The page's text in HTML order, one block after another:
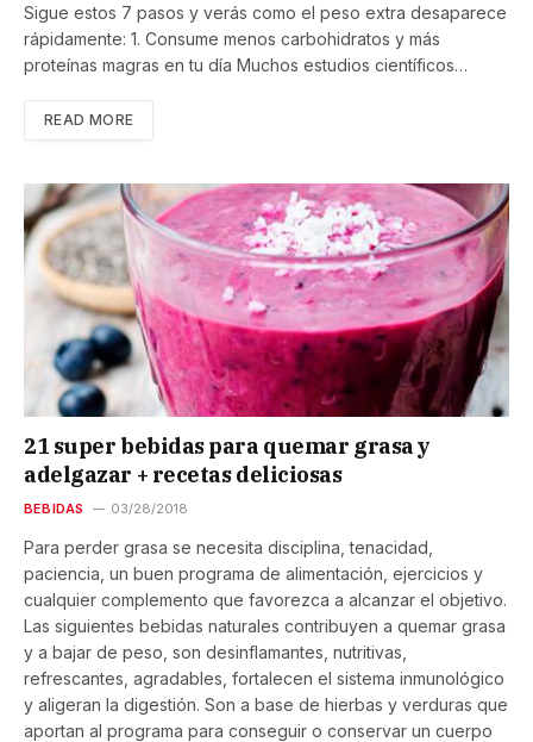
Sigue estos 7 pasos y verás como el peso extra desaparece
rápidamente: 1. Consume menos carbohidratos y más
proteínas magras en tu día Muchos estudios científicos…
READ MORE
21 super bebidas para quemar grasa y
adelgazar + recetas deliciosas
BEBIDAS 03/28/2018
Para perder grasa se necesita disciplina, tenacidad,
paciencia, un buen programa de alimentación, ejercicios y
cualquier complemento que favorezca a alcanzar el objetivo.
Las siguientes bebidas naturales contribuyen a quemar grasa
y a bajar de peso, son desinflamantes, nutritivas,
refrescantes, agradables, fortalecen el sistema inmunológico
y aligeran la digestión. Son a base de hierbas y verduras que
aportan al programa para conseguir o conservar un cuerpo